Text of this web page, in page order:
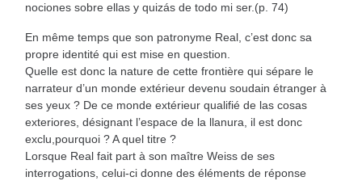
nociones sobre ellas y quizás de todo mi ser.(p. 74)
En même temps que son patronyme Real, c’est donc sa
propre identité qui est mise en question.
Quelle est donc la nature de cette frontière qui sépare le
narrateur d’un monde extérieur devenu soudain étranger à
ses yeux ? De ce monde extérieur qualifié de las cosas
exteriores, désignant l’espace de la llanura, il est donc
exclu,pourquoi ? A quel titre ?
Lorsque Real fait part à son maître Weiss de ses
interrogations, celui-ci donne des éléments de réponse